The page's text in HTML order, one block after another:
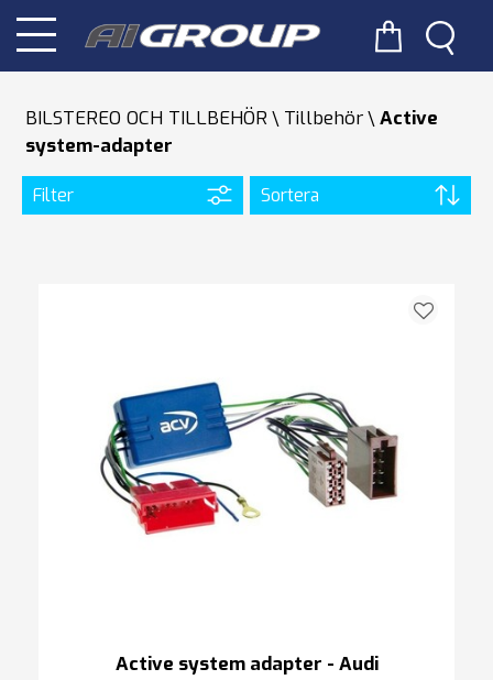
BILSTEREO OCH TILLBEHÖR Tillbehör
Active
system-adapter
Filter Sortera
Active system adapter - Audi